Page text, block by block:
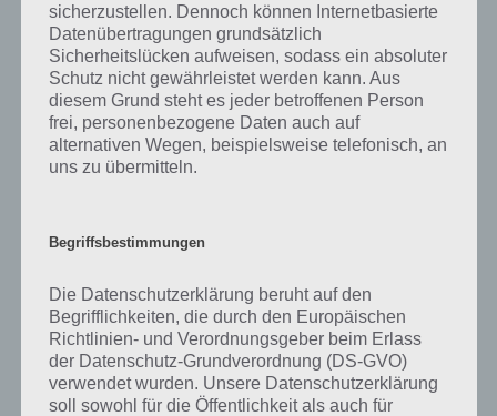
Vögel haben sehr unterschiedliche Schnabelformen, weil sie auf viele
unterschiedliche Weise an ihre Nahrung kommen. Vögel im
Wattenmeer haben lange, dünne und leicht gebogene Schnäbel. . Sie
sind gut darin, im Schlamm nach Krabben und Würmern zu suchen.
Pelikane haben einen Beutel in ihrem Schnabel, mit dem sie Fische
im Meer fangen. Ähnlich machen es die Leute mit Fischernetzen.
Greifvögel haben sehr starke, scharfe Schnäbel, mit denen sie
Viele Vögel verwenden es, um Nester zu bauen, indem sie Äste
aufheben, sie zum Nest bringen und sie mit anderen Ästen
verheddern. Viele Vögel füttern ihre Jungen mit ihren Schnäbeln und
schieben die Nahrung, die sie mitgebracht haben, in ihre Kehle. Vögel
verwenden ihren Schnabel auch als Waffe zur Selbstverteidigung.
sicherzustellen. Dennoch können Internetbasierte
Datenübertragungen grundsätzlich
Sicherheitslücken aufweisen, sodass ein absoluter
Schutz nicht gewährleistet werden kann. Aus
diesem Grund steht es jeder betroffenen Person
frei, personenbezogene Daten auch auf
alternativen Wegen, beispielsweise telefonisch, an
uns zu übermitteln.
Begriffsbestimmungen
Die Datenschutzerklärung beruht auf den
Begrifflichkeiten, die durch den Europäischen
Richtlinien- und Verordnungsgeber beim Erlass
der Datenschutz-Grundverordnung (DS-GVO)
verwendet wurden. Unsere Datenschutzerklärung
soll sowohl für die Öffentlichkeit als auch für